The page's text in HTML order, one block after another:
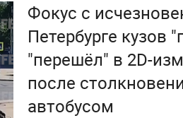
Фокус с
Петербурге кузов
"перешёл" в 2D-
после
автобусом